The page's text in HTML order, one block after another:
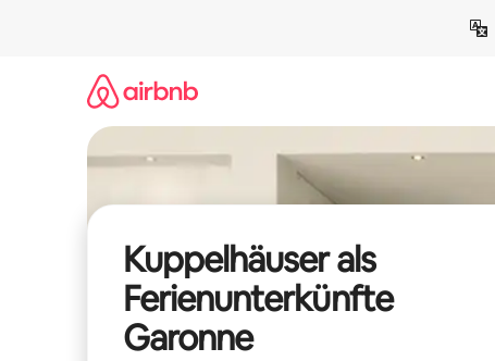
Kuppelhäuser als
Ferienunterkünfte
Garonne